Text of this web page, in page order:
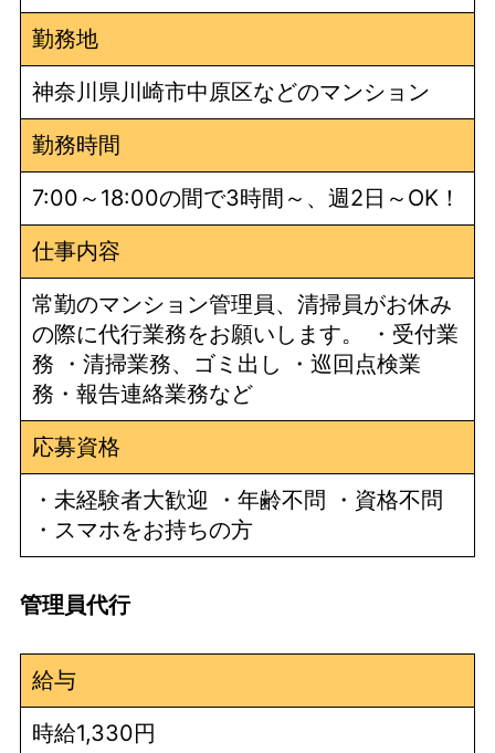
勤務地
神奈川県川崎市中原区などのマンション
勤務時間
7:00～18:00の間で3時間～、週2日～OK！
仕事内容
常勤のマンション管理員、清掃員がお休み
の際に代行業務をお願いします。 ・受付業
務 ・清掃業務、ゴミ出し ・巡回点検業
務・報告連絡業務など
応募資格
・未経験者大歓迎 ・年齢不問 ・資格不問
・スマホをお持ちの方
管理員代行
給与
時給1,330円